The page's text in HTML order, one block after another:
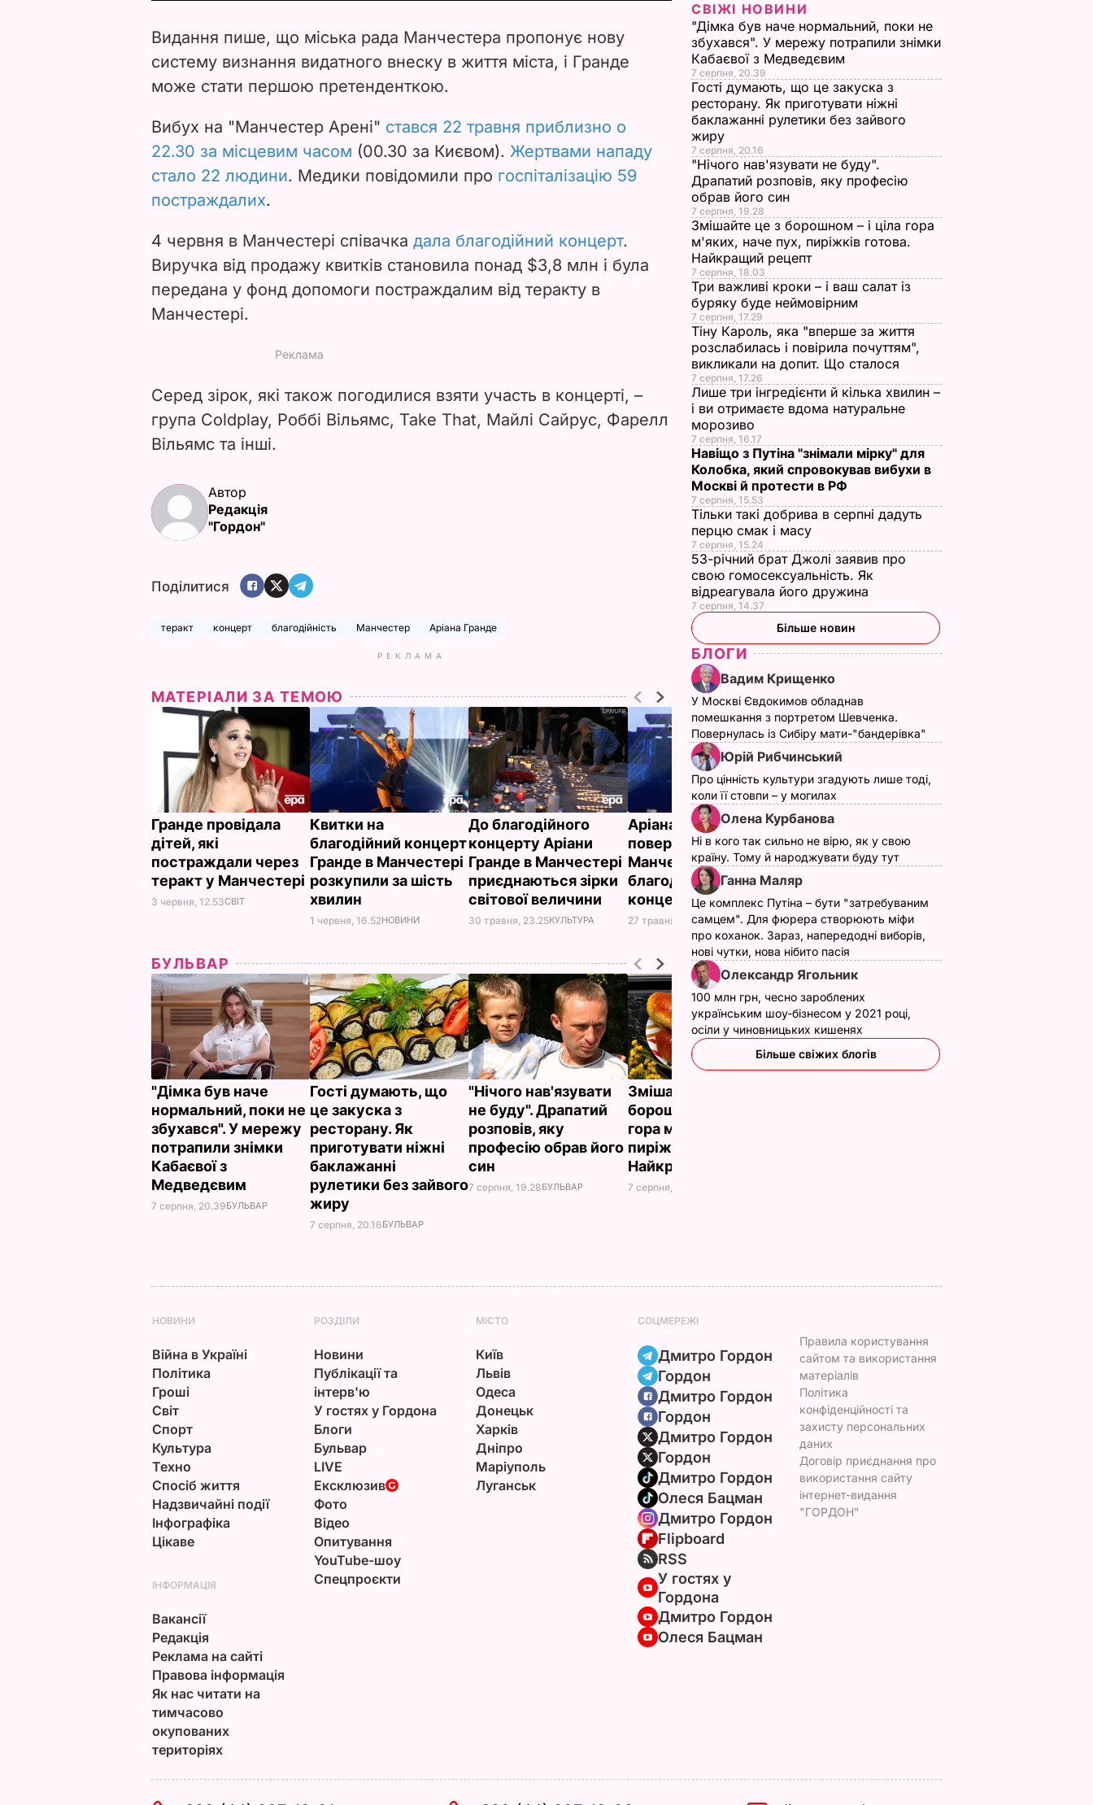
i
d
e
o
Видання пише, що міська рада Манчестера пропонує нову
систему визнання видатного внеску в життя міста, і Гранде
може стати першою претенденткою.
Вибух на "Манчестер Арені" стався 22 травня приблизно о
22.30 за місцевим часом (00.30 за Києвом). Жертвами нападу
стало 22 людини. Медики повідомили про госпіталізацію 59
постраждалих.
4 червня в Манчестері співачка дала благодійний концерт.
Виручка від продажу квитків становила понад $3,8 млн і була
передана у фонд допомоги постраждалим від теракту в
Манчестері.
Серед зірок, які також погодилися взяти участь в концерті, –
група Coldplay, Роббі Вільямс, Take That, Майлі Сайрус, Фарелл
Вільямс та інші.
Автор
Редакція
"Гордон"
Поділитися
теракт концерт благодійність Манчестер Аріана Гранде
РЕКЛАМА
МАТЕРІАЛИ ЗА ТЕМОЮ
Гранде провідала
дітей, які
постраждали через
теракт у Манчестері
3 червня, 12.53СВІТ
Квитки на
благодійний концерт
Гранде в Манчестері
розкупили за шість
хвилин
1 червня, 16.52НОВИНИ
До благодійного
концерту Аріани
Гранде в Манчестері
приєднаються зірки
світової величини
30 травня, 23.25КУЛЬТУРА
Аріана Гранде
повернеться до
Манчестера і дасть
благодійний
концерт
27 травня, 00.37КУЛЬТУРА
БУЛЬВАР
"Дімка був наче
нормальний, поки не
збухався". У мережу
потрапили знімки
Кабаєвої з
Медведєвим
7 серпня, 20.39БУЛЬВАР
Гості думають, що
це закуска з
ресторану. Як
приготувати ніжні
баклажанні
рулетики без зайвого
жиру
7 серпня, 20.16БУЛЬВАР
"Нічого нав'язувати
не буду". Драпатий
розповів, яку
професію обрав його
син
7 серпня, 19.28БУЛЬВАР
Змішайте це з
борошном – і ціла
гора м'яких, наче пух,
пиріжків готова.
Найкращий рецепт
7 серпня, 18.03
СВІЖІ НОВИНИ
"Дімка був наче нормальний, поки не
збухався". У мережу потрапили знімки
Кабаєвої з Медведєвим
7 серпня, 20.39
Гості думають, що це закуска з
ресторану. Як приготувати ніжні
баклажанні рулетики без зайвого
жиру
7 серпня, 20.16
"Нічого нав'язувати не буду".
Драпатий розповів, яку професію
обрав його син
7 серпня, 19.28
Змішайте це з борошном – і ціла гора
м'яких, наче пух, пиріжків готова.
Найкращий рецепт
7 серпня, 18.03
Три важливі кроки – і ваш салат із
буряку буде неймовірним
7 серпня, 17.29
Тіну Кароль, яка "вперше за життя
розслабилась і повірила почуттям",
викликали на допит. Що сталося
7 серпня, 17.26
Лише три інгредієнти й кілька хвилин –
і ви отримаєте вдома натуральне
морозиво
7 серпня, 16.17
Навіщо з Путіна "знімали мірку" для
Колобка, який спровокував вибухи в
Москві й протести в РФ
7 серпня, 15.53
Тільки такі добрива в серпні дадуть
перцю смак і масу
7 серпня, 15.24
53-річний брат Джолі заявив про
свою гомосексуальність. Як
відреагувала його дружина
7 серпня, 14.37
Більше новин
БЛОГИ
Вадим Крищенко
У Москві Євдокимов обладнав
помешкання з портретом Шевченка.
Повернулась із Сибіру мати-"бандерівка"
Юрій Рибчинський
Про цінність культури згадують лише тоді,
коли її стовпи – у могилах
Олена Курбанова
Ні в кого так сильно не вірю, як у свою
країну. Тому й народжувати буду тут
Ганна Маляр
Це комплекс Путіна – бути "затребуваним
самцем". Для фюрера створюють міфи
про коханок. Зараз, напередодні виборів,
нові чутки, нова нібито пасія
Олександр Ягольник
100 млн грн, чесно зароблених
українським шоу-бізнесом у 2021 році,
осіли у чиновницьких кишенях
Більше свіжих блогів
НОВИНИ
Війна в Україні
Політика
Гроші
Світ
Спорт
Культура
Техно
Спосіб життя
Надзвичайні події
Інфографіка
Цікаве
РОЗДІЛИ
Новини
Публікації та
інтерв'ю
У гостях у Гордона
Блоги
Бульвар
LIVE
Ексклюзив
Фото
Відео
Опитування
YouTube-шоу
Спецпроєкти
МІСТО
Київ
Львів
Одеса
Донецьк
Харків
Дніпро
Маріуполь
Луганськ
СОЦМЕРЕЖІ
Дмитро Гордон
Гордон
Дмитро Гордон
Гордон
Дмитро Гордон
Гордон
Дмитро Гордон
Олеся Бацман
Дмитро Гордон
Flipboard
RSS
У гостях у
Гордона
Дмитро Гордон
Олеся Бацман
ІНФОРМАЦІЯ
Вакансії
Редакція
Реклама на сайті
Правова інформація
Як нас читати на
тимчасово
окупованих
територіях
Правила користування
сайтом та використання
матеріалів
Політика
конфіденційності та
захисту персональних
даних
Договір приєднання про
використання сайту
інтернет-видання
"ГОРДОН"